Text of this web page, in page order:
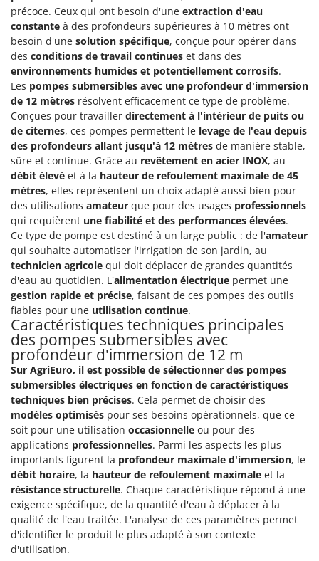
Rouleaux pour tracteur
S
Scies à os
Scies à Ruban
Scies alternatives à batterie
Scies de jardin télescopiques
Sécateurs électriques à batterie
Sécateurs et Échenilloirs manuels
Sécateurs pneumatiques
Semoirs et Épandeurs d'engrais
Socs pour tracteur
Souffleurs aspirateurs pour Feuilles
Soufreuses - Poudreuses à dos
Soufreuses - Poudreuses pour tracteur
T
Taille-haies
Taille-haies à bras pour tracteur
Tarières
Tondeuses à Gazon
Tondeuses autoportées
Tondeuses débroussailleuses thermiques
Trancheuses
Trancheuses de sol
Transpalettes
Treuils de débardage
Tronçonneuses
Il-Tec
Imperia
Infaco
Intec
Intex
Italyco
ITM
J JOLLY ITALIA
K
KAAZ
Karcher
Kasco
Kemper
Keter
KitchenAid
Komo
L
Laica
Lampacrescia - MGM
Landxcape
LAR Casalinghi
Lavor
Linea VZ
Lisam
Lotusgrill
précoce. Ceux qui ont besoin d'une extraction d'eau
constante à des profondeurs supérieures à 10 mètres ont
besoin d'une solution spécifique, conçue pour opérer dans
des conditions de travail continues et dans des
environnements humides et potentiellement corrosifs.
Les pompes submersibles avec une profondeur d'immersion
de 12 mètres résolvent efficacement ce type de problème.
Conçues pour travailler directement à l'intérieur de puits ou
de citernes, ces pompes permettent le levage de l'eau depuis
des profondeurs allant jusqu'à 12 mètres de manière stable,
sûre et continue. Grâce au revêtement en acier INOX, au
débit élevé et à la hauteur de refoulement maximale de 45
mètres, elles représentent un choix adapté aussi bien pour
des utilisations amateur que pour des usages professionnels
qui requièrent une fiabilité et des performances élevées.
Ce type de pompe est destiné à un large public : de l'amateur
qui souhaite automatiser l'irrigation de son jardin, au
technicien agricole qui doit déplacer de grandes quantités
d'eau au quotidien. L'alimentation électrique permet une
gestion rapide et précise, faisant de ces pompes des outils
fiables pour une utilisation continue.
Caractéristiques techniques principales
des pompes submersibles avec
profondeur d'immersion de 12 m
Sur AgriEuro, il est possible de sélectionner des pompes
submersibles électriques en fonction de caractéristiques
techniques bien précises. Cela permet de choisir des
modèles optimisés pour ses besoins opérationnels, que ce
soit pour une utilisation occasionnelle ou pour des
applications professionnelles. Parmi les aspects les plus
importants figurent la profondeur maximale d'immersion, le
débit horaire, la hauteur de refoulement maximale et la
résistance structurelle. Chaque caractéristique répond à une
exigence spécifique, de la quantité d'eau à déplacer à la
qualité de l'eau traitée. L'analyse de ces paramètres permet
d'identifier le produit le plus adapté à son contexte
d'utilisation.